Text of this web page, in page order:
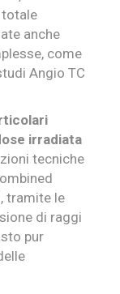
totale
anche
come
Angio TC
irradiata
tecniche
tramite le
di raggi
pur